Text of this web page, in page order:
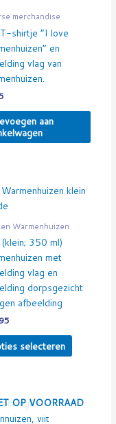
merchandise
shirtje “I love
en
vlag van
aan
Warmenhuizen
350 ml)
met
vlag en
dorpsgezicht
afbeelding
selecteren
Dit
kan
op
de
OP VOORRAAD